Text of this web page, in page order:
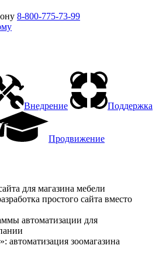
8-800-775-73-99
Внедрение Поддержка
Продвижение
для магазина мебели
простого сайта вместо
автоматизации для
автоматизация зоомагазина